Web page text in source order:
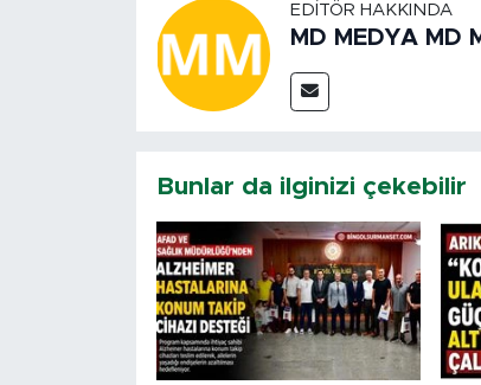
EDITÖR HAKKINDA
MD MEDYA MD
Bunlar da ilginizi çekebilir